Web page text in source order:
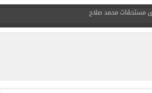
نهائى بطولة العالم
وائل جمعة فى مران الأهلي تستحضر أمجاد الصخرة